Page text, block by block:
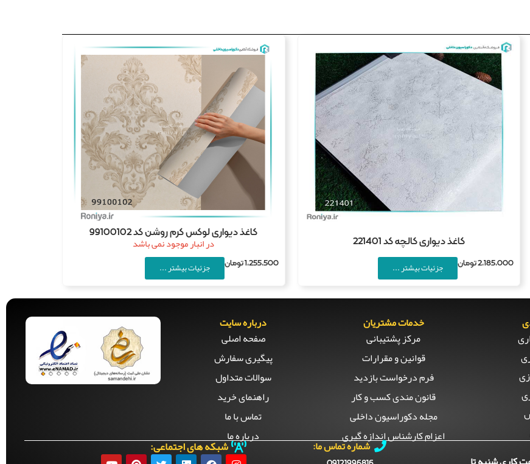
کاغذ دیواری کالچه کد 221401
2,185,000تومان جزئیات بیشتر ...
کاغذ دیواری لوکس کرم روشن کد 99100102
در انبار موجود نمی باشد
1,255,500تومان جزئیات بیشتر ...
خدمات مشتریان
مرکز پشتیبانی
قوانین و مقرارات
فرم درخواست بازدید
قانون مندی کسب و کار
مجله دکوراسیون داخلی
اعزام کارشناس اندازه گیری
درباره سایت
صفحه‌ اصلی
پیگیری سفارش
سوالات متداول
راهنمای خرید
تماس با ما
درباره ما
شماره تماس ما: شبکه های اجتماعی: